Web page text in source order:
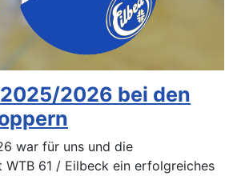
2026 bei den
war für uns und die
WTB 61 / Eilbeck ein erfolgreiches